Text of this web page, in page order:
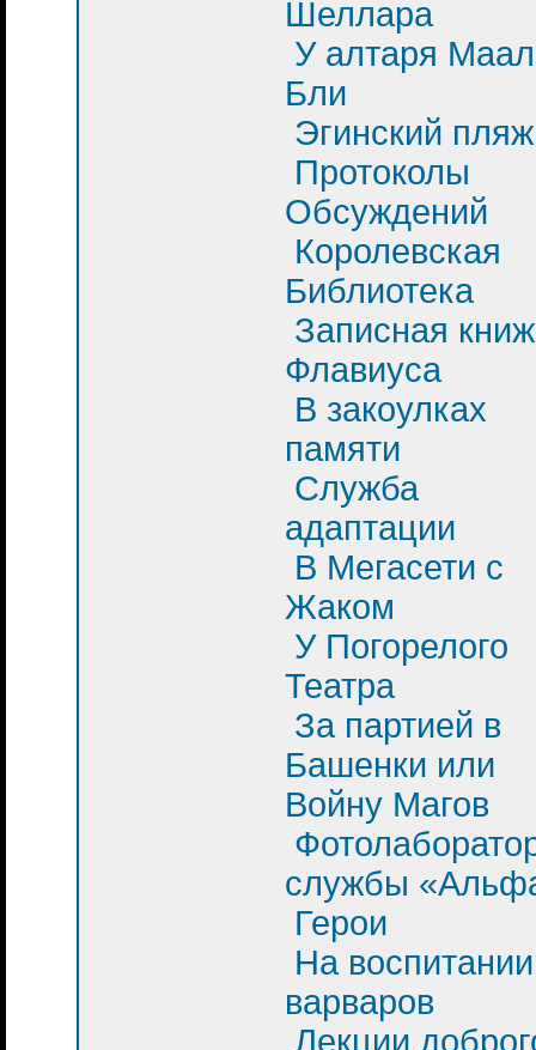
Шеллара
У алтаря
Бли
Эгинский пляж
Протоколы
Обсуждений
Королевская
Библиотека
Записная
Флавиуса
В закоулках
памяти
Служба
адаптации
В Мегасети с
Жаком
У Погорелого
Театра
За партией в
Башенки или
Войну Магов
службы
Герои
На
варваров
Лекции